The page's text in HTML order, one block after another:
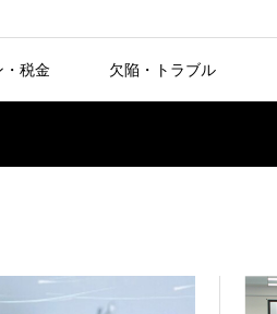
・税金 欠陥・トラブル